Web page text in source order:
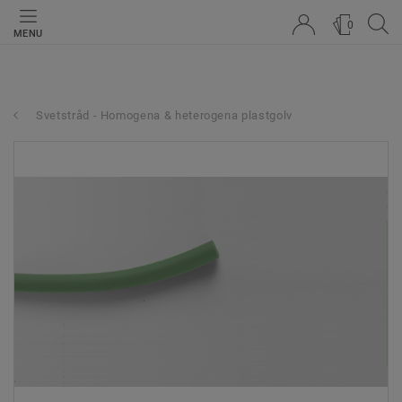
MENU
0
Svetstråd - Homogena & heterogena plastgolv